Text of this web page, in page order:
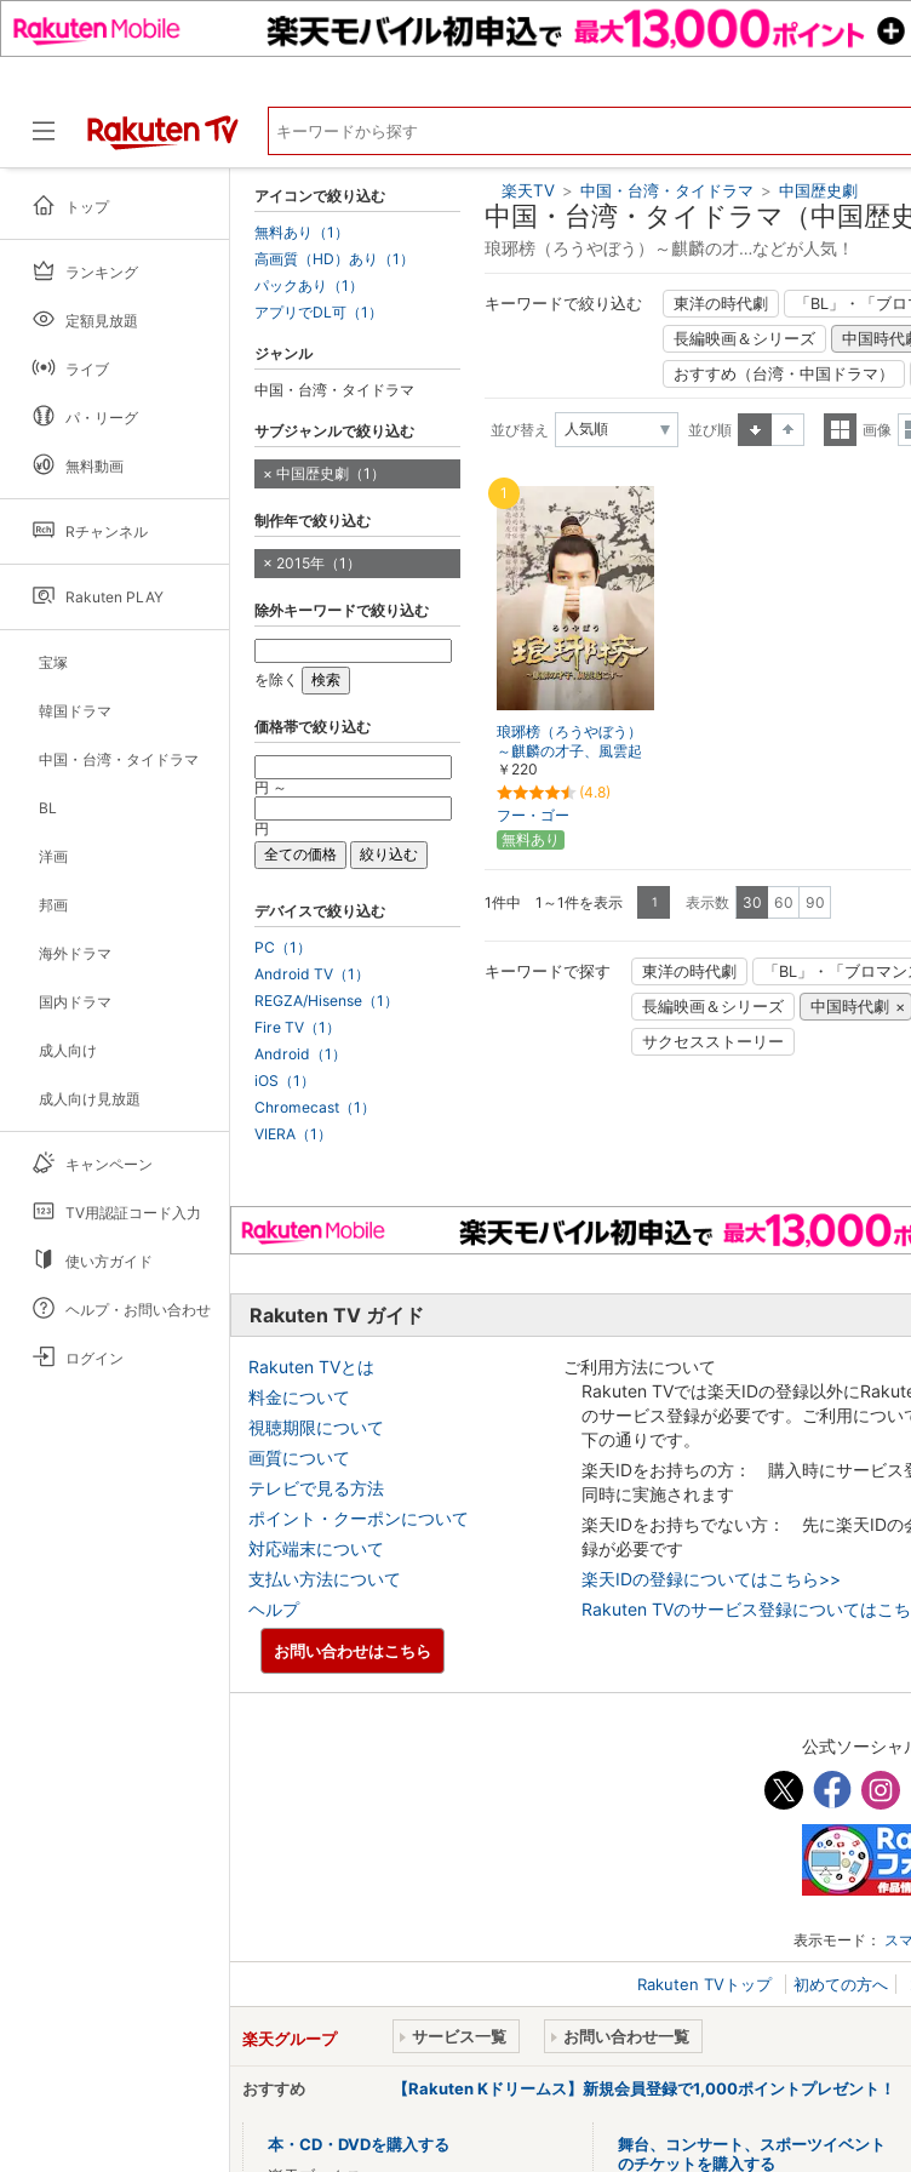
トップ
ランキング
定額見放題
ライブ
パ・リーグ
無料動画
Rチャンネル
Rakuten PLAY
宝塚
韓国ドラマ
中国・台湾・タイドラマ
BL
洋画
邦画
海外ドラマ
国内ドラマ
成人向け
成人向け見放題
キャンペーン
TV用認証コード入力
使い方ガイド
ヘルプ・お問い合わせ
ログイン
楽天TV > 中国・台湾・タイドラマ > 中国歴史劇
中国・台湾・タイドラマ（中国歴
琅琊榜（ろうやぼう）～麒麟の才…などが人気！
キーワードで絞り込む 東洋の時代劇 「BL」・「ブ
長編映画＆シリーズ
中国時代
おすすめ（台湾・中国ドラマ）
並び替え
並び順
画像
琅琊榜（ろうやぼう）
～麒麟の才子、風雲起
こす～
￥220
(4.8)
フー・ゴー
1
無料あり
1件中 1～1件を表示 1 表示数 30 60 90
キーワードで探す 東洋の時代劇 「BL」・「ブロマ
長編映画＆シリーズ
中国時代劇
サクセスストーリー
アイコンで絞り込む
無料あり（1）
高画質（HD）あり（1）
パックあり（1）
アプリでDL可（1）
ジャンル
中国・台湾・タイドラマ
サブジャンルで絞り込む
中国歴史劇（1）
制作年で絞り込む
2015年（1）
除外キーワードで絞り込む
を除く
価格帯で絞り込む
円 ～
円
デバイスで絞り込む
PC（1）
Android TV（1）
REGZA/Hisense（1）
Fire TV（1）
Android（1）
iOS（1）
Chromecast（1）
VIERA（1）
Rakuten TV ガイド
Rakuten TVとは
料金について
視聴期限について
画質について
テレビで見る方法
ポイント・クーポンについて
対応端末について
支払い方法について
ヘルプ
ご利用方法について
Rakuten TVでは楽天IDの登録以外に
のサービス登録が必要です。ご利用につい
下の通りです。
楽天IDをお持ちの方： 購入時にサービス
同時に実施されます
楽天IDをお持ちでない方： 先に楽天IDの
録が必要です
楽天IDの登録についてはこちら>>
Rakuten TVのサービス登録についてはこ
お問い合わせはこちら
公式ソーシャ
表示モード： ス
Rakuten TVトップ 初めての方へ
楽天グループ サービス一覧 お問い合わせ一覧
おすすめ 【Rakuten Kドリームス】新規会員登録で1,000ポイントプレゼント！
本・CD・DVDを購入する
舞台、コンサート、スポーツイベント
のチケットを購入する